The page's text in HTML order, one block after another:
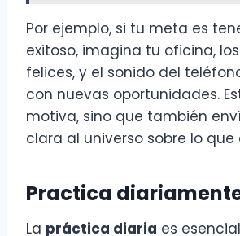
Por ejemplo, si tu meta es
exitoso, imagina tu oficina,
felices, y el sonido del
con nuevas oportunidades.
motiva, sino que también
clara al universo sobre lo que
Practica
La práctica diaria es